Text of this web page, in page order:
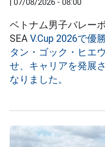
07/08/2026 - 08:00
ベトナム男子バレー
SEA V.Cup 2026で優
タン・ゴック・ヒエ
せ、キャリアを発展
なりました。